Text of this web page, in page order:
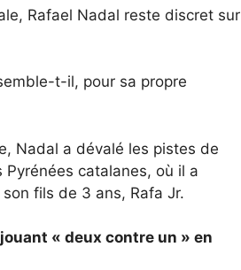
Rafael Nadal reste discret sur
t-il, pour sa propre
Nadal a dévalé les pistes de
catalanes, où il a
fils de 3 ans, Rafa Jr.
« deux contre un » en